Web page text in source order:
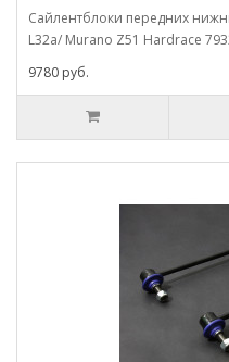
Сайлентблоки передних
L32a/ Murano Z51 Hardrace
9780 руб.